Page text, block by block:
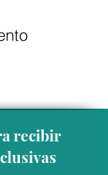
recibir